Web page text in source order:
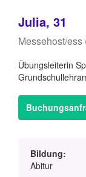
Julia, 31
Messehost/ess
Übungsleiterin
Bildung:
Abitur